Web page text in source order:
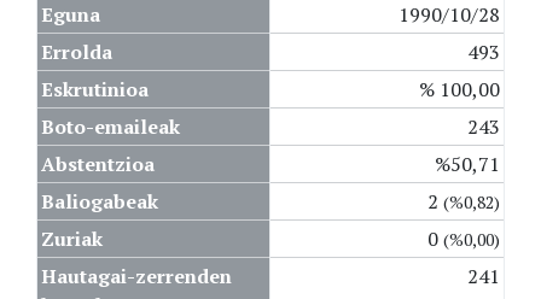
Eguna
1990/10/28
Errolda
493
Eskrutinioa
% 100,00
Boto-emaileak
243
Abstentzioa
%50,71
Baliogabeak
2 (%0,82)
Zuriak 0 (%0,00)
Hautagai-zerrenden
241